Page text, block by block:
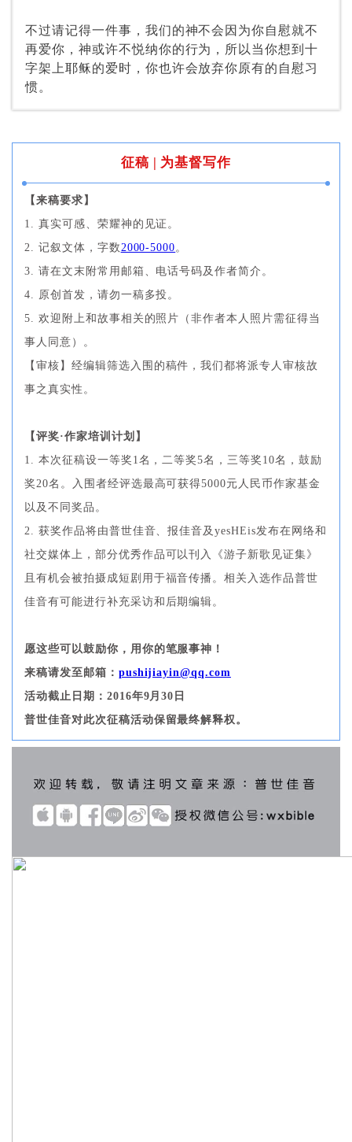
不过请记得一件事，我们的神不会因为你自慰就不
再爱你，神或许不悦纳你的行为，所以当你想到十
字架上耶稣的爱时，你也许会放弃你原有的自慰习
惯。
征稿 | 为基督写作
【来稿要求】
1. 真实可感、荣耀神的见证。
2. 记叙文体，字数 2000-5000 。
3. 请在文末附常用邮箱、电话号码及作者简介。
4. 原创首发，请勿一稿多投。
5. 欢迎附上和故事相关的照片（非作者本人照片需征得当
事人同意）。
【审核】经编辑筛选入围的稿件，我们都将派专人审核故
事之真实性。
【评奖·作家培训计划】
1. 本次征稿设一等奖1名，二等奖5名，三等奖10名，鼓励
奖20名。入围者经评选最高可获得5000元人民币作家基金
以及不同奖品。
2. 获奖作品将由普世佳音、报佳音及yesHEis发布在网络和
社交媒体上，部分优秀作品可以刊入《游子新歌见证集》
且有机会被拍摄成短剧用于福音传播。相关入选作品普世
佳音有可能进行补充采访和后期编辑。
愿这些可以鼓励你，用你的笔服事神！
来稿请发至邮箱： pushijiayin@qq.com
活动截止日期：2016年9月30日
普世佳音对此次征稿活动保留最终解释权。